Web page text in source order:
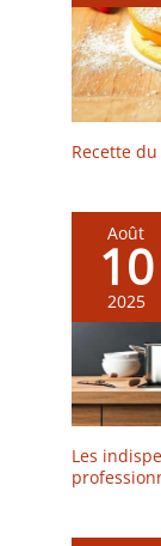
Recette
Août
10
2025
Les